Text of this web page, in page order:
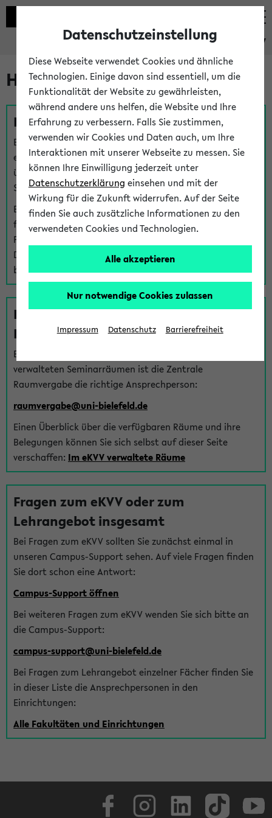
eKVV
Hilfe & Kontakt
Fragen zu einzelnen Veranstaltungen
Bei inhaltlichen und organisatorischen Fragen zu
einzelnen Veranstaltungen finden Sie Ansprechpersonen
über denFragen-Link bei jeder Veranstaltung. Der BIS
Support kann hier meist keine direkte Hilfe leisten.
Bei Veranstaltungen mit eKVV Teilnahmemanagement
finden Sie eine Auskunft über die Personen, die Ihre
Platzzuteilung im eKVV eingetragen haben, auf der
Detailseite zum Teilnahmemanagement der
betreffenden Veranstaltung.
Fragen zu im eKVV verwalteten
Räumen
Bei Fragen zur Vergabe von Hörsälen und vom eKVV
verwalteten Seminarräumen ist die Zentrale
Raumvergabe die richtige Ansprechperson:
raumvergabe@uni-bielefeld.de
Einen Überblick über die verfügbaren Räume und ihre
Belegungen können Sie sich selbst auf dieser Seite
verschaffen: Im eKVV verwaltete Räume
Fragen zum eKVV oder zum
Lehrangebot insgesamt
Bei Fragen zum eKVV sollten Sie zunächst einmal in
unseren Campus-Support sehen. Auf viele Fragen finden
Sie dort schon eine Antwort:
Campus-Support öffnen
Bei weiteren Fragen zum eKVV wenden Sie sich bitte an
die Campus-Support:
campus-support@uni-bielefeld.de
Bei Fragen zum Lehrangebot einzelner Fächer finden Sie
in dieser Liste die Ansprechpersonen in den
Einrichtungen:
Alle Fakultäten und Einrichtungen
Datenschutzeinstellung
Diese Webseite verwendet Cookies und ähnliche
Technologien. Einige davon sind essentiell, um die
Funktionalität der Website zu gewährleisten,
während andere uns helfen, die Website und Ihre
Erfahrung zu verbessern. Falls Sie zustimmen,
verwenden wir Cookies und Daten auch, um Ihre
Interaktionen mit unserer Webseite zu messen. Sie
können Ihre Einwilligung jederzeit unter
Datenschutzerklärung einsehen und mit der
Wirkung für die Zukunft widerrufen. Auf der Seite
finden Sie auch zusätzliche Informationen zu den
verwendeten Cookies und Technologien.
Alle akzeptieren
Nur notwendige Cookies zulassen
Impressum Datenschutz Barrierefreiheit